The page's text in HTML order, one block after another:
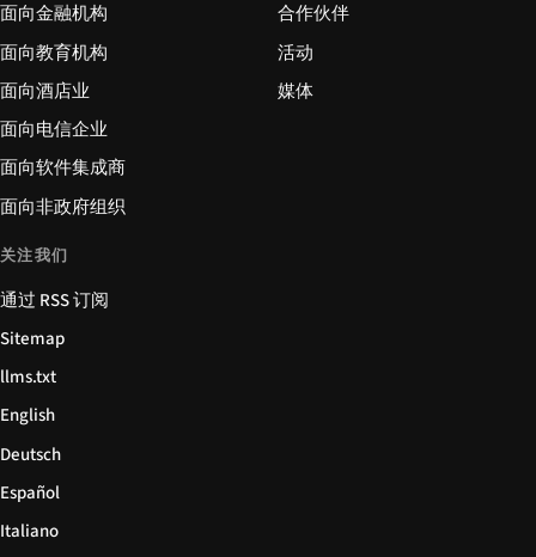
面向金融机构
面向教育机构
面向酒店业
面向电信企业
面向软件集成商
面向非政府组织
合作伙伴
活动
媒体
关注我们
通过 RSS 订阅
Sitemap
llms.txt
English
Deutsch
Español
Italiano